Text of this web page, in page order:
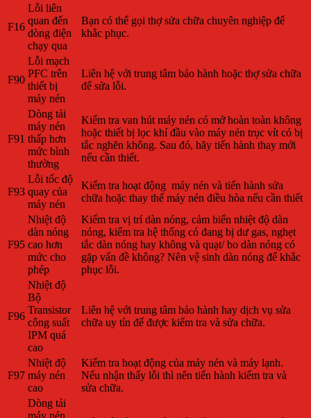
F16
Lỗi liên
quan đến
dòng điện
chạy qua
Bạn có thể gọi thợ sửa chữa chuyên nghiệp để
khắc phục.
F90
Lỗi mạch
PFC trên
thiết bị
máy nén
Liên hệ với trung tâm bảo hành hoặc thợ sửa chữa
để sửa lỗi.
F91
Dòng tải
máy nén
thấp hơn
mức bình
thường
Kiểm tra van hút máy nén có mở hoàn toàn không
hoặc thiết bị lọc khí đầu vào máy nén trục vít có bị
tắc nghẽn không. Sau đó, hãy tiến hành thay mới
nếu cần thiết.
F93
Lỗi tốc độ
quay của
máy nén
Kiểm tra hoạt động máy nén và tiến hành sửa
chữa hoặc thay thế máy nén điều hòa nếu cần thiết
F95
Nhiệt độ
dàn nóng
cao hơn
mức cho
phép
Kiểm tra vị trí dàn nóng, cảm biến nhiệt độ dàn
nóng, kiểm tra hệ thống có đang bị dư gas, nghẹt
tắc dàn nóng hay không và quạt/ bo dàn nóng có
gặp vấn đề không? Nên vệ sinh dàn nóng để khắc
phục lỗi.
F96
Nhiệt độ
Bộ
Transistor
công suất
IPM quá
cao
Liên hệ với trung tâm bảo hành hay dịch vụ sửa
chữa uy tín để được kiểm tra và sửa chữa.
F97
Nhiệt độ
máy nén
cao
Kiểm tra hoạt động của máy nén và máy lạnh.
Nếu nhận thấy lỗi thì nên tiến hành kiểm tra và
sửa chữa.
Dòng tải
máy nén